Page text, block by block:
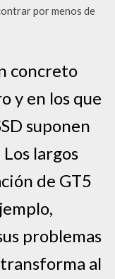
por menos de
concreto
y en los que
suponen
largos
de GT5
problemas
al